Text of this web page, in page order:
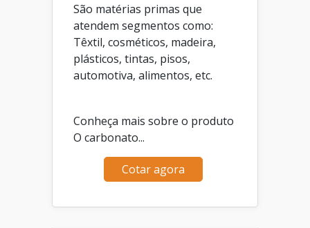
São matérias primas que
atendem segmentos como:
Têxtil, cosméticos, madeira,
plásticos, tintas, pisos,
automotiva, alimentos, etc.
Conheça mais sobre o produto
O carbonato...
Cotar agora